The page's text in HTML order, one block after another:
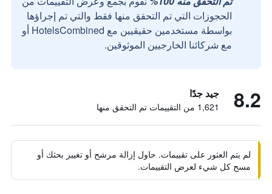
الحجوزات التي تم التحقق منها فقط والتي تم إجراؤها
بواسطة مستخدمين حقيقيين مع HotelsCombined أو
مع شركائنا الخارجيين الموثوقين.
8.2 جيد جدًا
1,621 من التقييمات تم التحقق منها
لم يتم العثور على تقييمات. حاول إزالة مرشح أو تغيير بحثك أو
مسح كل شيء لعرض التقييمات.